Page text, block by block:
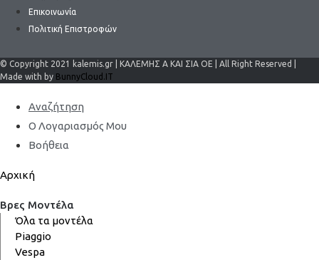
Επικοινωνία
Πολιτική Επιστροφών
© Copyright 2021 kalemis.gr | ΚΑΛΕΜΗΣ Α ΚΑΙ ΣΙΑ ΟΕ | All Right Reserved |
Made with by BunnyCloud.IT
Αναζήτηση
Ο Λογαριασμός Μου
Βοήθεια
Αρχική
Βρες Μοντέλα
Όλα τα μοντέλα
Piaggio
Vespa